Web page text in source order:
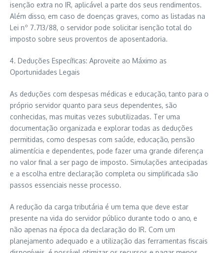
isenção extra no IR, aplicável a parte dos seus rendimentos.
Além disso, em caso de doenças graves, como as listadas na
Lei nº 7.713/88, o servidor pode solicitar isenção total do
imposto sobre seus proventos de aposentadoria.
4. Deduções Específicas: Aproveite ao Máximo as
Oportunidades Legais
As deduções com despesas médicas e educação, tanto para o
próprio servidor quanto para seus dependentes, são
conhecidas, mas muitas vezes subutilizadas. Ter uma
documentação organizada e explorar todas as deduções
permitidas, como despesas com saúde, educação, pensão
alimentícia e dependentes, pode fazer uma grande diferença
no valor final a ser pago de imposto. Simulações antecipadas
e a escolha entre declaração completa ou simplificada são
passos essenciais nesse processo.
A redução da carga tributária é um tema que deve estar
presente na vida do servidor público durante todo o ano, e
não apenas na época da declaração do IR. Com um
planejamento adequado e a utilização das ferramentas fiscais